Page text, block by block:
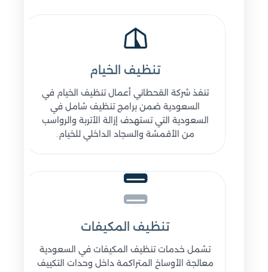
تنظيف الخيام
تنفذ شركة القحطاني أعمال تنظيف الخيام في
السعودية ضمن برامج تنظيف شامل في
السعودية التي تستهدف إزالة الأتربة والرواسب
من الأقمشة والسجاد الداخلي للخيام.
تنظيف المكيفات
تشمل خدمات تنظيف المكيفات في السعودية
معالجة الأوساخ المتراكمة داخل وحدات التكييف